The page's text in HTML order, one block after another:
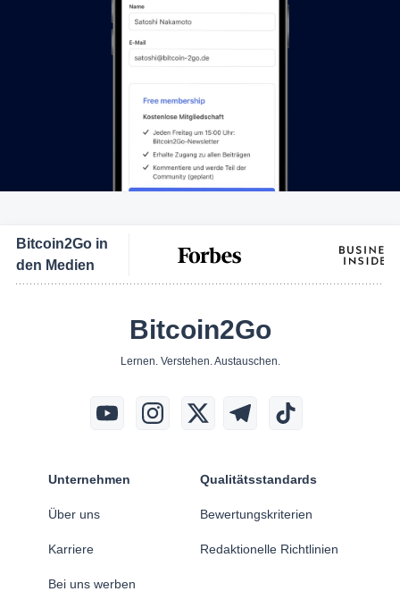
Bitcoin2Go in
den Medien
Bitcoin2Go
Lernen. Verstehen. Austauschen.
Unternehmen
Über uns
Karriere
Bei uns werben
Qualitätsstandards
Bewertungskriterien
Redaktionelle Richtlinien